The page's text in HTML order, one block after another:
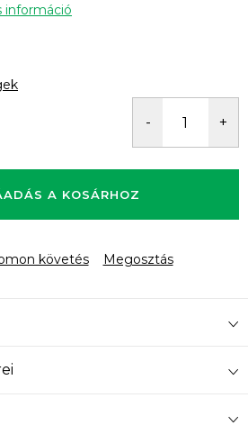
információ
A KOSÁRHOZ
követés Megosztás